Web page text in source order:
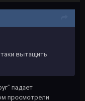
вытащить
падает
просмотрели